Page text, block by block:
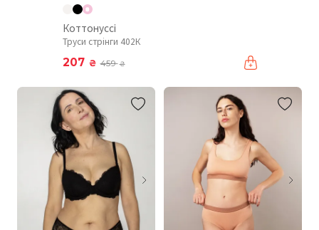
Коттонуссі
Труси стрінги 402К
207 ₴ 459₴